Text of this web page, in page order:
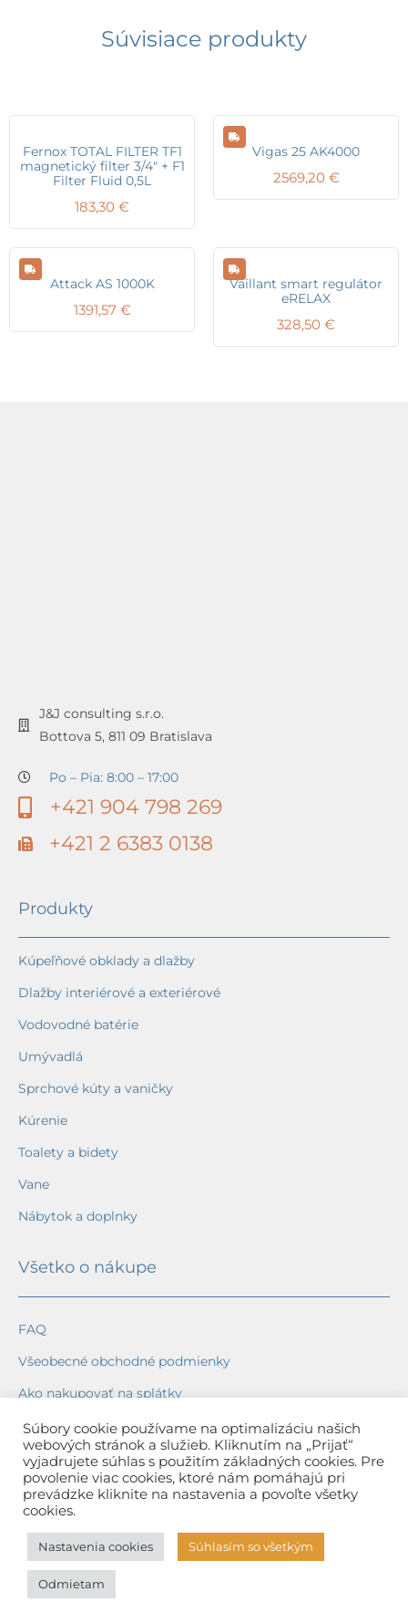
Súvisiace produkty
Fernox TOTAL FILTER TF1
magnetický filter 3/4″ + F1
Filter Fluid 0,5L
183,30 €
Vigas 25 AK4000
2569,20 €
Attack AS 1000K
1391,57 €
Vaillant smart regulátor
eRELAX
328,50 €
J&J consulting s.r.o.
Bottova 5, 811 09 Bratislava
Po – Pia: 8:00 – 17:00
+421 904 798 269
+421 2 6383 0138
Produkty
Kúpeľňové obklady a dlažby
Dlažby interiérové a exteriérové
Vodovodné batérie
Umývadlá
Sprchové kúty a vaničky
Kúrenie
Toalety a bidety
Vane
Nábytok a doplnky
Všetko o nákupe
FAQ
Všeobecné obchodné podmienky
Ako nakupovať na splátky
Ochrana osobných údajov
Reklamačný poriadok
Spôsob a cena dopravy
Spôsob platby
Záruka na tovar
Súbory cookie používame na optimalizáciu našich
webových stránok a služieb. Kliknutím na „Prijať“
vyjadrujete súhlas s použitím základných cookies. Pre
povolenie viac cookies, ktoré nám pomáhajú pri
prevádzke kliknite na nastavenia a povoľte všetky
cookies.
Nastavenia cookies Súhlasím so všetkým
Odmietam